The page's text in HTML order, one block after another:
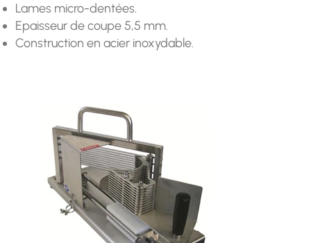
Lames micro-dentées.
Epaisseur de coupe 5,5 mm.
Construction en acier inoxydable.